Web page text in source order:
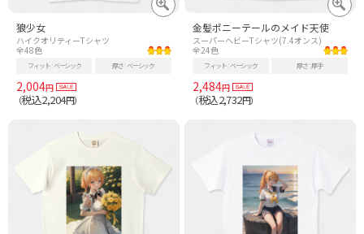
狼少女
ハイクオリティーTシャツ
全48色
フィット ベーシック 厚さ ベーシック
2,004円
（税込2,204円）
金髪ポニーテールのメイド天使
スーパーヘビーTシャツ(7.4オンス)
全24色
フィット ベーシック 厚さ 厚手
2,484円
（税込2,732円）